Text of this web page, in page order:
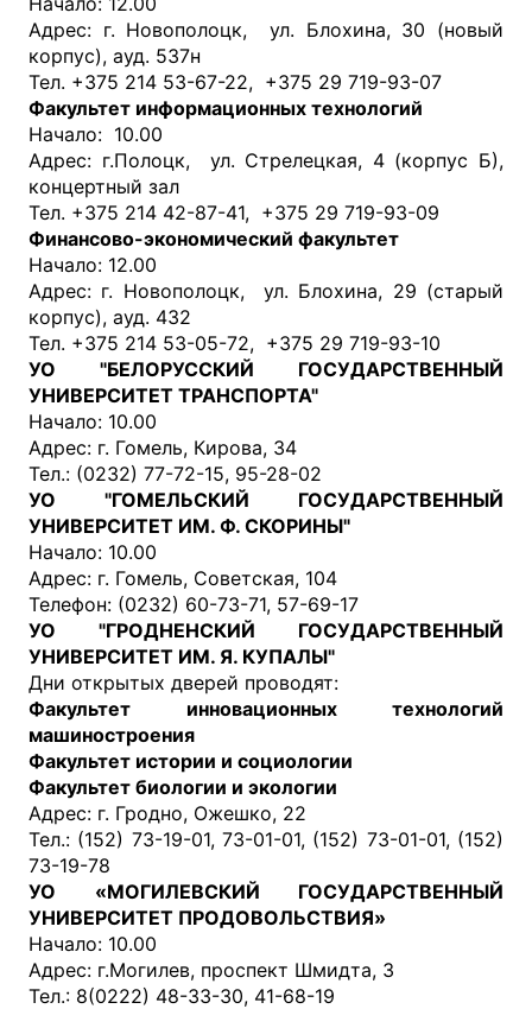
Адрес: г. Новополоцк, ул. Блохина, 30 (новый
корпус), ауд. 537н
Тел. +375 214 53-67-22, +375 29 719-93-07
Факультет информационных технологий
Начало: 10.00
Адрес: г.Полоцк, ул. Стрелецкая, 4 (корпус Б),
концертный зал
Тел. +375 214 42-87-41, +375 29 719-93-09
Финансово-экономический факультет
Начало: 12.00
Адрес: г. Новополоцк, ул. Блохина, 29 (старый
корпус), ауд. 432
Тел. +375 214 53-05-72, +375 29 719-93-10
УО "БЕЛОРУССКИЙ ГОСУДАРСТВЕННЫЙ
УНИВЕРСИТЕТ ТРАНСПОРТА"
Начало: 10.00
Адрес: г. Гомель, Кирова, 34
Тел.: (0232) 77-72-15, 95-28-02
УО "ГОМЕЛЬСКИЙ ГОСУДАРСТВЕННЫЙ
УНИВЕРСИТЕТ ИМ. Ф. СКОРИНЫ"
Начало: 10.00
Адрес: г. Гомель, Советская, 104
Телефон: (0232) 60-73-71, 57-69-17
УО "ГРОДНЕНСКИЙ ГОСУДАРСТВЕННЫЙ
УНИВЕРСИТЕТ ИМ. Я. КУПАЛЫ"
Дни открытых дверей проводят:
Факультет инновационных технологий
машиностроения
Факультет истории и социологии
Факультет биологии и экологии
Адрес: г. Гродно, Ожешко, 22
Тел.: (152) 73-19-01, 73-01-01, (152) 73-01-01, (152)
73-19-78
УО «МОГИЛЕВСКИЙ ГОСУДАРСТВЕННЫЙ
УНИВЕРСИТЕТ ПРОДОВОЛЬСТВИЯ»
Начало: 10.00
Адрес: г.Могилев, проспект Шмидта, 3
Тел.: 8(0222) 48-33-30, 41-68-19